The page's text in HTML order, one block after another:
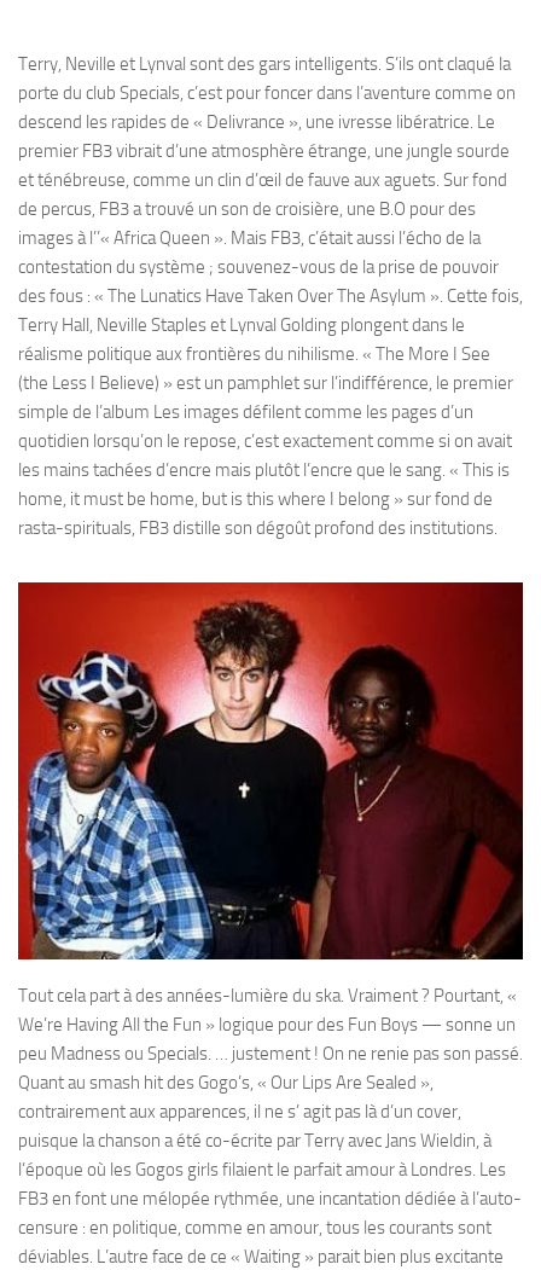
Terry, Neville et Lynval sont des gars intelligents. S’ils ont claqué la
porte du club Specials, c’est pour foncer dans l’aventure comme on
descend les rapides de « Delivrance », une ivresse libératrice. Le
premier FB3 vibrait d’une atmosphère étrange, une jungle sourde
et ténébreuse, comme un clin d’œil de fauve aux aguets. Sur fond
de percus, FB3 a trouvé un son de croisière, une B.O pour des
images à l’’« Africa Queen ». Mais FB3, c’était aussi l’écho de la
contestation du système ; souvenez-vous de la prise de pouvoir
des fous : « The Lunatics Have Taken Over The Asylum ». Cette fois,
Terry Hall, Neville Staples et Lynval Golding plongent dans le
réalisme politique aux frontières du nihilisme. « The More I See
(the Less I Believe) » est un pamphlet sur l’indifférence, le premier
simple de l’album Les images défilent comme les pages d’un
quotidien lorsqu’on le repose, c’est exactement comme si on avait
les mains tachées d’encre mais plutôt l’encre que le sang. « This is
home, it must be home, but is this where I belong » sur fond de
rasta-spirituals, FB3 distille son dégoût profond des institutions.
Tout cela part à des années-lumière du ska. Vraiment ? Pourtant, «
We’re Having All the Fun » logique pour des Fun Boys — sonne un
peu Madness ou Specials. … justement ! On ne renie pas son passé.
Quant au smash hit des Gogo’s, « Our Lips Are Sealed »,
contrairement aux apparences, il ne s’ agit pas là d’un cover,
puisque la chanson a été co-écrite par Terry avec Jans Wieldin, à
l’époque où les Gogos girls filaient le parfait amour à Londres. Les
FB3 en font une mélopée rythmée, une incantation dédiée à l’auto-
censure : en politique, comme en amour, tous les courants sont
déviables. L’autre face de ce « Waiting » parait bien plus excitante